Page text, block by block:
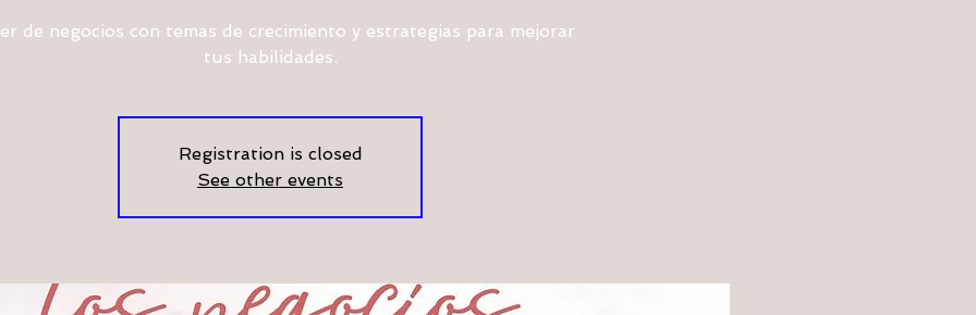
de negocios con temas de crecimiento y estrategias para mejorar
tus habilidades.
Registration is closed
See other events